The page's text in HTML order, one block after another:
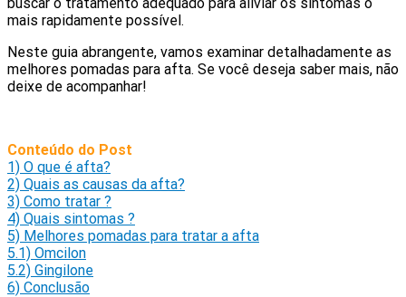
mais rapidamente possível.
Neste guia abrangente, vamos examinar detalhadamente as
melhores pomadas para afta. Se você deseja saber mais, não
deixe de acompanhar!
Conteúdo do Post
1) O que é afta?
2) Quais as causas da afta?
3) Como tratar ?
4) Quais sintomas ?
5) Melhores pomadas para tratar a afta
5.1) Omcilon
5.2) Gingilone
6) Conclusão